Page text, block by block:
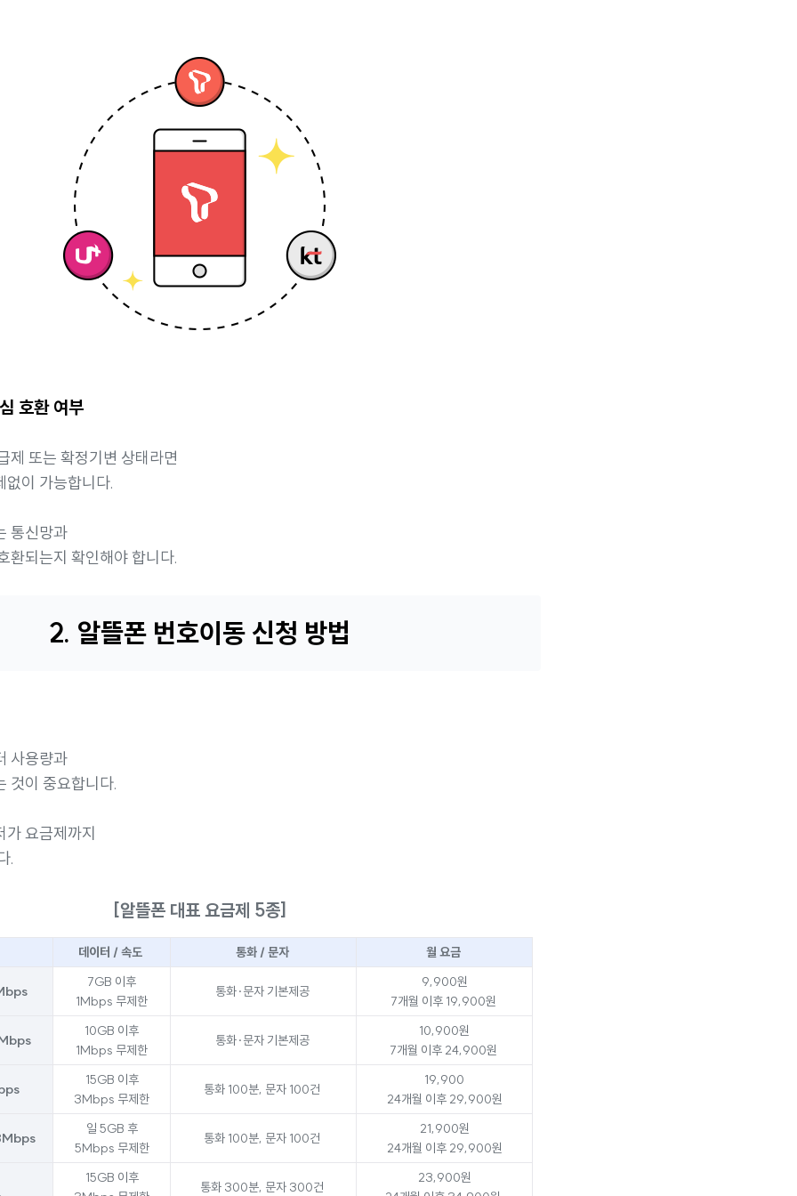
호환 여부
제 또는 확정기변 상태라면
없이 가능합니다.
통신망과
환되는지 확인해야 합니다.
2. 알뜰폰 번호이동 신청 방법
사용량과
것이 중요합니다.
가 요금제까지
.
[알뜰폰 대표 요금제 5종]
데이터 / 속도 통화 / 문자 월 요금
7GB 이후
1Mbps 무제한
통화·문자 기본제공
9,900원
7개월 이후 19,900원
10GB 이후
1Mbps 무제한
통화·문자 기본제공
10,900원
7개월 이후 24,900원
15GB 이후
3Mbps 무제한
통화 100분, 문자 100건
19,900
24개월 이후 29,900원
일 5GB 후
5Mbps 무제한
통화 100분, 문자 100건
21,900원
24개월 이후 29,900원
15GB 이후
통화 300분, 문자 300건
23,900원